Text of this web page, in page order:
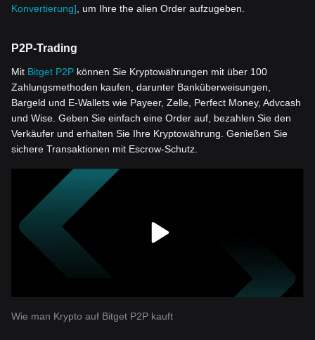
Konvertierung], um Ihre the alien Order aufzugeben.
P2P-Trading
Mit Bitget P2P können Sie Kryptowährungen mit über 100
Zahlungsmethoden kaufen, darunter Banküberweisungen,
Bargeld und E-Wallets wie Payeer, Zelle, Perfect Money, Advcash
und Wise. Geben Sie einfach eine Order auf, bezahlen Sie den
Verkäufer und erhalten Sie Ihre Kryptowährung. Genießen Sie
sichere Transaktionen mit Escrow-Schutz.
Wie man Krypto auf Bitget P2P kauft